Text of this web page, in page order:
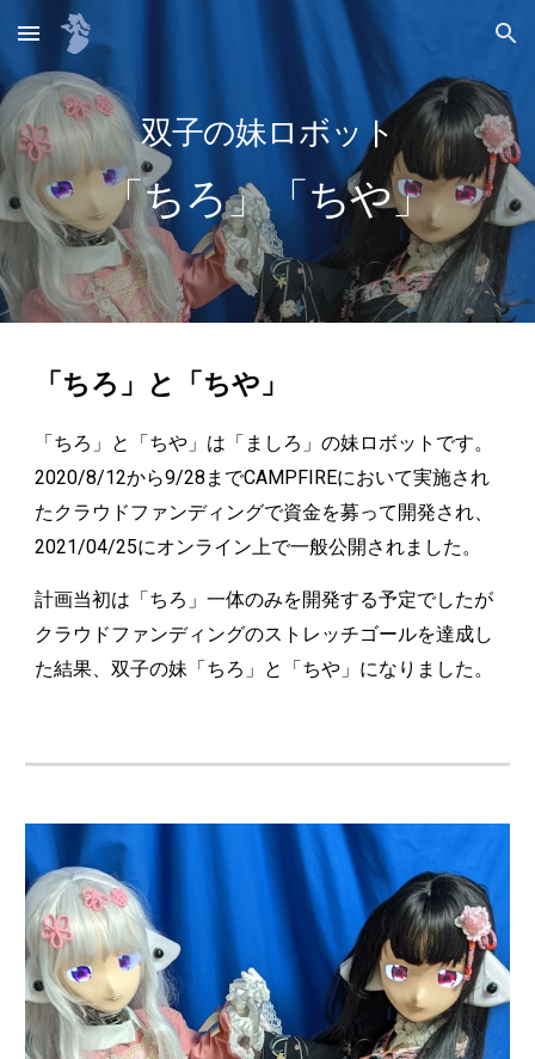
Skip to main content Skip to navigation
双子の妹ロボット
「ちろ」「ちや」
「ちろ」と「ちや」
「ちろ」と「ちや」は「ましろ」の妹ロボットです。
2020/8/12から9/28 までCAMPFIREにおいて実施され
たクラウドファンディングで資金を募って開発され、
2021/04/25にオンライン上で一般公開されました。
計画当初は「ちろ」一体のみを開発する予定でしたが
クラウドファンディングのストレッチゴールを達成し
た結果、双子の妹「ちろ」と「ちや」になりました。